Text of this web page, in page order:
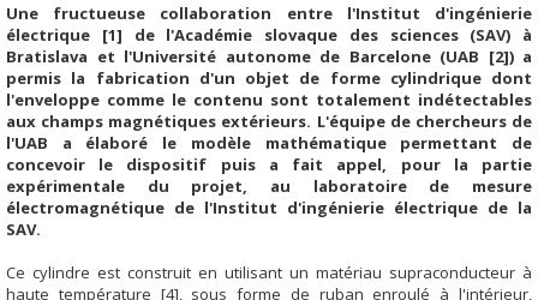
Une fructueuse collaboration entre l'Institut d'ingénierie
électrique [1] de l'Académie slovaque des sciences (SAV) à
Bratislava et l'Université autonome de Barcelone (UAB [2]) a
permis la fabrication d'un objet de forme cylindrique dont
l'enveloppe comme le contenu sont totalement indétectables
aux champs magnétiques extérieurs. L'équipe de chercheurs de
l'UAB a élaboré le modèle mathématique permettant de
concevoir le dispositif puis a fait appel, pour la partie
expérimentale du projet, au laboratoire de mesure
électromagnétique de l'Institut d'ingénierie électrique de la
SAV.
Ce cylindre est construit en utilisant un matériau supraconducteur à
haute température [4], sous forme de ruban enroulé à l'intérieur,